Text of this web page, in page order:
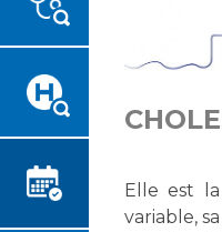
Vous
rendez
Vous avez
d'imagerie
Vous avez
réaliser
Emplois
Emplois
Espace
médico-
Elle est
variable,